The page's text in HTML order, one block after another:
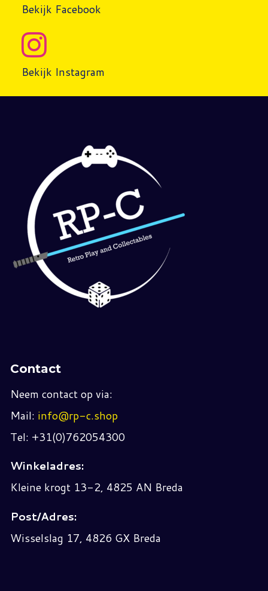
Bekijk Facebook
Bekijk Instagram
Contact
Neem contact op via:
Mail: info@rp-c.shop
Tel: +31(0)762054300
Winkeladres:
Kleine krogt 13-2, 4825 AN Breda
Post/Adres:
Wisselslag 17, 4826 GX Breda